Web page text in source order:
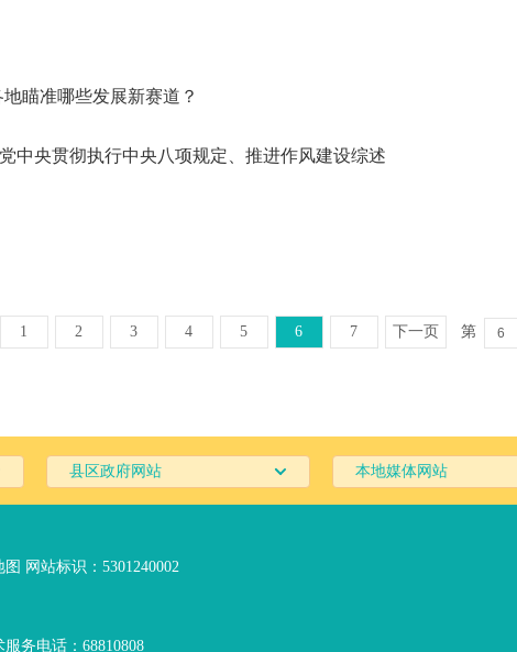
瞄准哪些发展新赛道？
央贯彻执行中央八项规定、推进作风建设综述
1 2 3 4 5 6 7 下一页 第
县区政府网站 本地媒体网站
图 网站标识：5301240002
务电话：68810808